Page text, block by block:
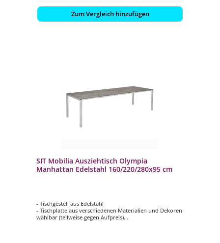
Zum Vergleich hinzufügen
SIT Mobilia Ausziehtisch Olympia
Manhattan Edelstahl 160/220/280x95 cm
- Tischgestell aus Edelstahl
- Tischplatte aus verschiedenen Materialien und Dekoren
wählbar (teilweise gegen Aufpreis)